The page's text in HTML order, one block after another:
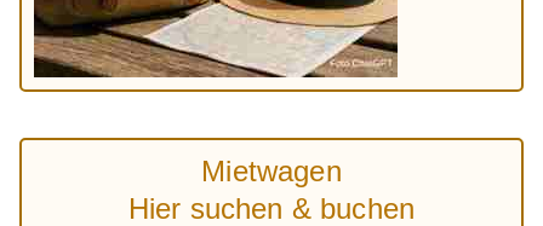
Mietwagen
Hier suchen & buchen